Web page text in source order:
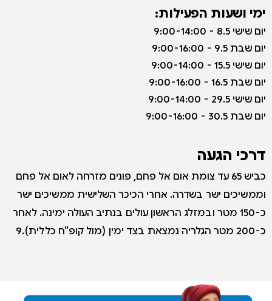
ימי ושעות הפעילות:
יום שישי 8.5 - 9:00-14:00
יום שבת 9.5 - 9:00-16:00
יום שישי 15.5 - 9:00-14:00
יום שבת 16.5 - 9:00-16:00
יום שישי 29.5 - 9:00-14:00
יום שבת 30.5 - 9:00-16:00
דרכי הגעה
כביש 65 עד צומת אום אל פחם, פונים מזרחה לאום אל פחם
וממשיכים ישר בשדרה. אחרי הכיכר השלישית ממשיכים ישר
כ-150 מטר ובמזלג הראשון עולים בנתיב העולה ימינה. לאחר
כ-200 מטר הגלריה נמצאת בצד ימין (מול קופ"ח כללית).9